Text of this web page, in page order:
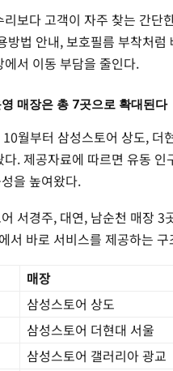
보다 고객이 자주 찾는 간단
방법 안내, 보호필름 부착처
서 이동 부담을 줄인다.
매장은 총 7곳으로 확대된다
월부터 삼성스토어 상도, 더
. 제공자료에 따르면 유동
을 높여왔다.
서경주, 대연, 남순천 매장 3
서 바로 서비스를 제공하는 구
매장
삼성스토어 상도
삼성스토어 더현대 서울
삼성스토어 갤러리아 광교